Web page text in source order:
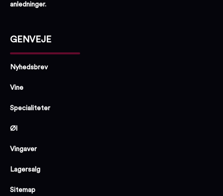
anledninger.
GENVEJE
Nyhedsbrev
Vine
Specialiteter
Øl
Vingaver
Lagersalg
Sitemap